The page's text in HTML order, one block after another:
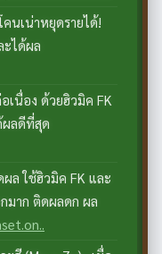
นเน่าหยุดรายได้!
ะได้ผล
เนื่อง ด้วยฮิวมิค FK
ผลดีที่สุด
ล ใช้ฮิวมิค FK และ
มาก ติดผลดก ผล